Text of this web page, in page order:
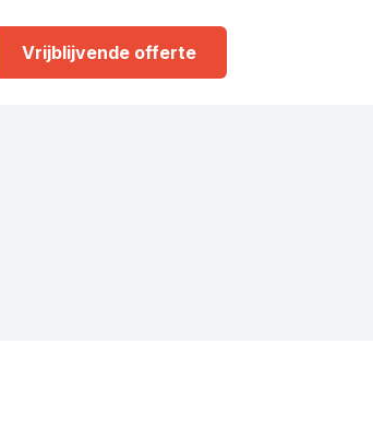
Vrijblijvende offerte